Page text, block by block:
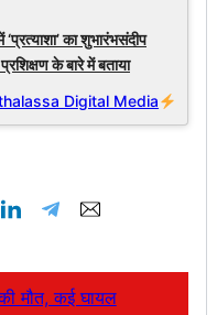
का शुभारंभसंदीप
के बारे में बताया
Digital Media
मौत, कई घायल